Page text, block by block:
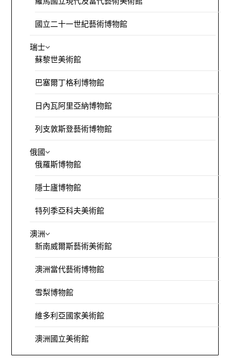
國立二十一世紀藝術博物館
瑞士
蘇黎世美術館
巴塞爾丁格利博物館
日內瓦阿里亞納博物館
列支敦斯登藝術博物館
俄國
俄羅斯博物館
隱士廬博物館
特列季亞科夫美術館
澳洲
新南威爾斯藝術美術館
澳洲當代藝術博物館
雪梨博物館
維多利亞國家美術館
澳洲國立美術館